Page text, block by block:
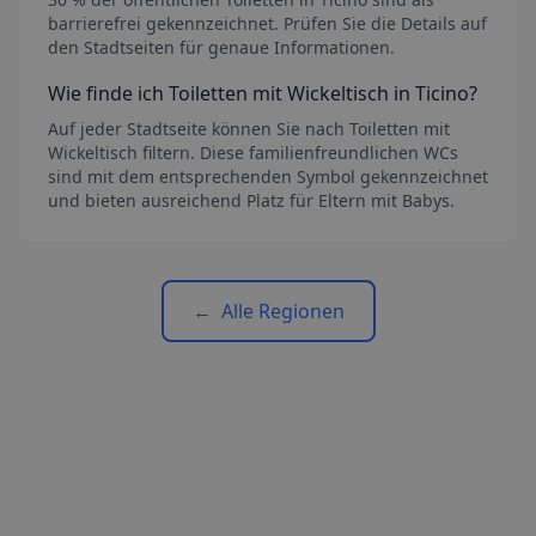
barrierefrei gekennzeichnet. Prüfen Sie die Details auf
den Stadtseiten für genaue Informationen.
Wie finde ich Toiletten mit Wickeltisch in Ticino?
Auf jeder Stadtseite können Sie nach Toiletten mit
Wickeltisch filtern. Diese familienfreundlichen WCs
sind mit dem entsprechenden Symbol gekennzeichnet
und bieten ausreichend Platz für Eltern mit Babys.
← Alle Regionen